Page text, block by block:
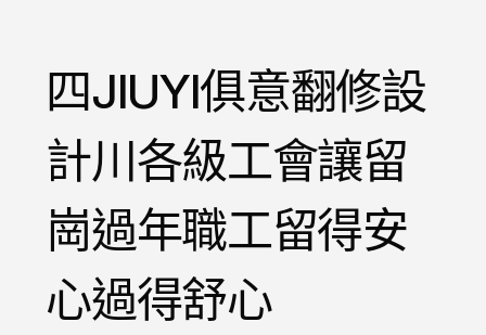
四JIUYI俱意翻修設
計川各級工會讓留
崗過年職工留得安
心過得舒心